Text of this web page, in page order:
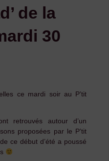
de la
30
ce mardi soir au P’tit
retrouvés autour d’un
proposées par le P’tit
ce début d’été a poussé